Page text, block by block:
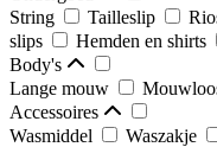
String
Tailleslip
slips
Hemden en shirts
Body's
Lange mouw
Accessoires
Wasmiddel
Waszakje